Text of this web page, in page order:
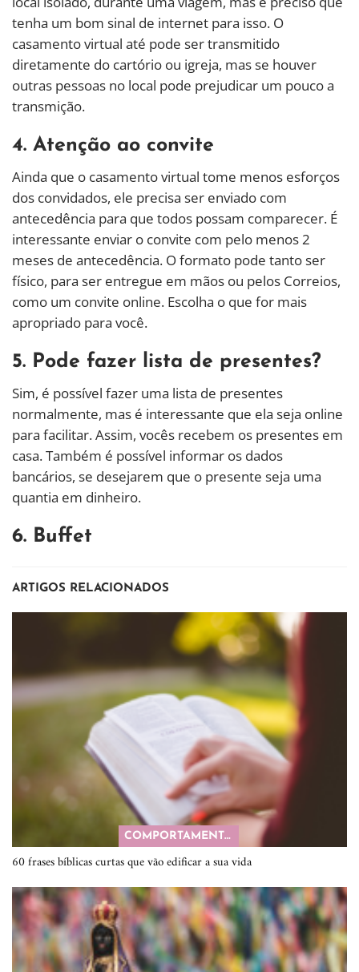
tenha um bom sinal de internet para isso. O
casamento virtual até pode ser transmitido
diretamente do cartório ou igreja, mas se houver
outras pessoas no local pode prejudicar um pouco a
transmição.
4. Atenção ao convite
Ainda que o casamento virtual tome menos esforços
dos convidados, ele precisa ser enviado com
antecedência para que todos possam comparecer. É
interessante enviar o convite com pelo menos 2
meses de antecedência. O formato pode tanto ser
físico, para ser entregue em mãos ou pelos Correios,
como um convite online. Escolha o que for mais
apropriado para você.
5. Pode fazer lista de presentes?
Sim, é possível fazer uma lista de presentes
normalmente, mas é interessante que ela seja online
para facilitar. Assim, vocês recebem os presentes em
casa. Também é possível informar os dados
bancários, se desejarem que o presente seja uma
quantia em dinheiro.
6. Buffet
ARTIGOS RELACIONADOS
COMPORTAMENTO
60 frases bíblicas curtas que vão edificar a sua vida